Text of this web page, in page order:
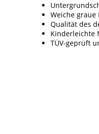
Weiche
Qualität des
Kinderleichte
TÜV-geprüft